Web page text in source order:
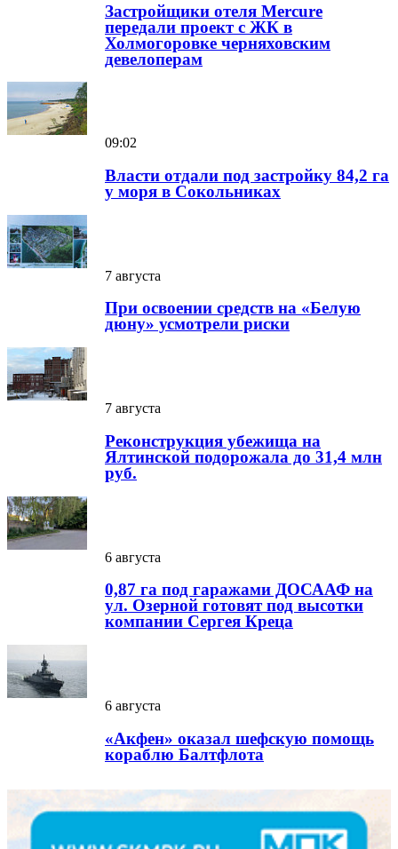
Застройщики отеля Mercure
передали проект с ЖК в
Холмогоровке черняховским
девелоперам
09:02
Власти отдали под застройку 84,2 га
у моря в Сокольниках
7 августа
При освоении средств на «Белую
дюну» усмотрели риски
7 августа
Реконструкция убежища на
Ялтинской подорожала до 31,4 млн
руб.
6 августа
0,87 га под гаражами ДОСААФ на
ул. Озерной готовят под высотки
компании Сергея Креца
6 августа
«Акфен» оказал шефскую помощь
кораблю Балтфлота